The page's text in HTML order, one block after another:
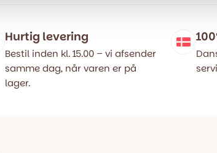
Hurtig levering
Bestil inden kl. 15.00 – vi afsender
samme dag, når varen er på
lager.